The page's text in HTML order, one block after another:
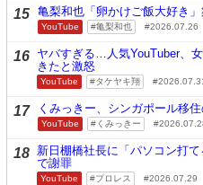
15 亀梨和也「卵かけご飯大好き
YouTube 亀梨和也 2026.07.26
16 ヤバすぎる…人気YouTuber、
きたと激怒
YouTube タケヤキ翔
17 くみっきー、シンガポール移
YouTube くみっきー
18 新日棚橋社長に「パソコン打
で謝罪
YouTube プロレス 2026.07.29